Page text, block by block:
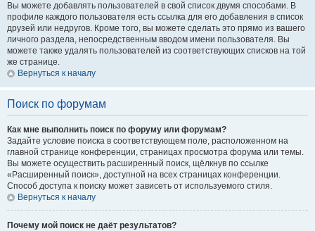
Вы можете добавлять пользователей в свой список двумя способами. В
профиле каждого пользователя есть ссылка для его добавления в список
друзей или недругов. Кроме того, вы можете сделать это прямо из вашего
личного раздела, непосредственным вводом имени пользователя. Вы
можете также удалять пользователей из соответствующих списков на той
же странице.
Вернуться к началу
Поиск по форумам
Как мне выполнить поиск по форуму или форумам?
Задайте условие поиска в соответствующем поле, расположенном на
главной странице конференции, страницах просмотра форума или темы.
Вы можете осуществить расширенный поиск, щёлкнув по ссылке
«Расширенный поиск», доступной на всех страницах конференции.
Способ доступа к поиску может зависеть от используемого стиля.
Вернуться к началу
Почему мой поиск не даёт результатов?